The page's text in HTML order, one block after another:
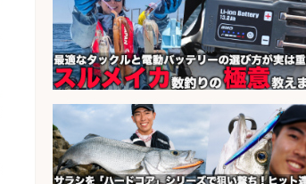
sponsored by 求人ボックス
日払いOKで即日収入/製造スタッフ/
「広島市佐伯区」「時給1,200円」
広島市佐伯区周辺でお魚のパック詰
めや品出しスタッフ/週4日〜OK×車
通勤OK×未経験歓迎/広島県/広島市
佐伯区